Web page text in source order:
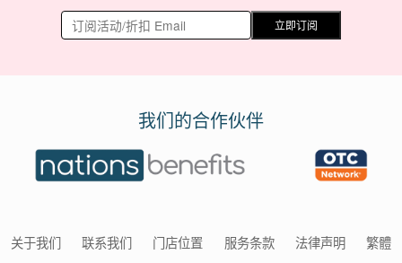
立即订阅
我们的合作伙伴
关于我们 联系我们 门店位置 服务条款 法律声明
繁體